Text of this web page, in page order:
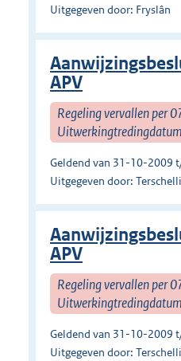
Uitgegeven door: Fryslân
APV
Regeling vervallen per
Geldend van 31-10-2009
Uitgegeven door:
APV
Regeling vervallen per
Geldend van 31-10-2009
Uitgegeven door: